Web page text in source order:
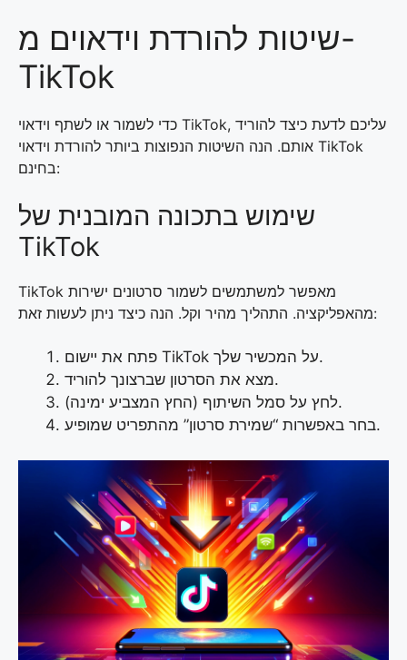
שיטות להורדת וידאוים מ-
TikTok
כדי לשמור או לשתף וידאוי TikTok, עליכם לדעת כיצד להוריד
אותם. הנה השיטות הנפוצות ביותר להורדת וידאוי TikTok
בחינם:
שימוש בתכונה המובנית של
TikTok
TikTok מאפשר למשתמשים לשמור סרטונים ישירות
מהאפליקציה. התהליך מהיר וקל. הנה כיצד ניתן לעשות זאת:
פתח את יישום TikTok על המכשיר שלך.
מצא את הסרטון שברצונך להוריד.
לחץ על סמל השיתוף (החץ המצביע ימינה).
בחר באפשרות “שמירת סרטון” מהתפריט שמופיע.